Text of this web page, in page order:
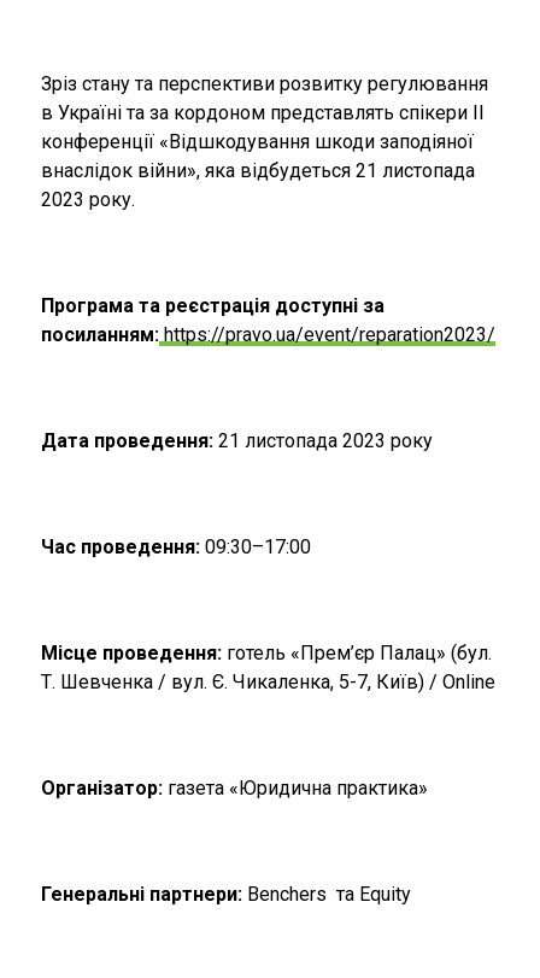
Зріз стану та перспективи розвитку регулювання
в Україні та за кордоном представлять спікери II
конференції «Відшкодування шкоди заподіяної
внаслідок війни», яка відбудеться 21 листопада
2023 року.
Програма та реєстрація доступні за
посиланням:https://pravo.ua/event/reparation2023/
Дата проведення:21 листопада 2023 року
Час проведення:09:30–17:00
Місце проведення:готель «Прем’єр Палац» (бул.
Т. Шевченка / вул. Є. Чикаленка, 5-7, Київ) / Online
Організатор:газета «Юридична практика»
Генеральні партнери:Benchers та Equity